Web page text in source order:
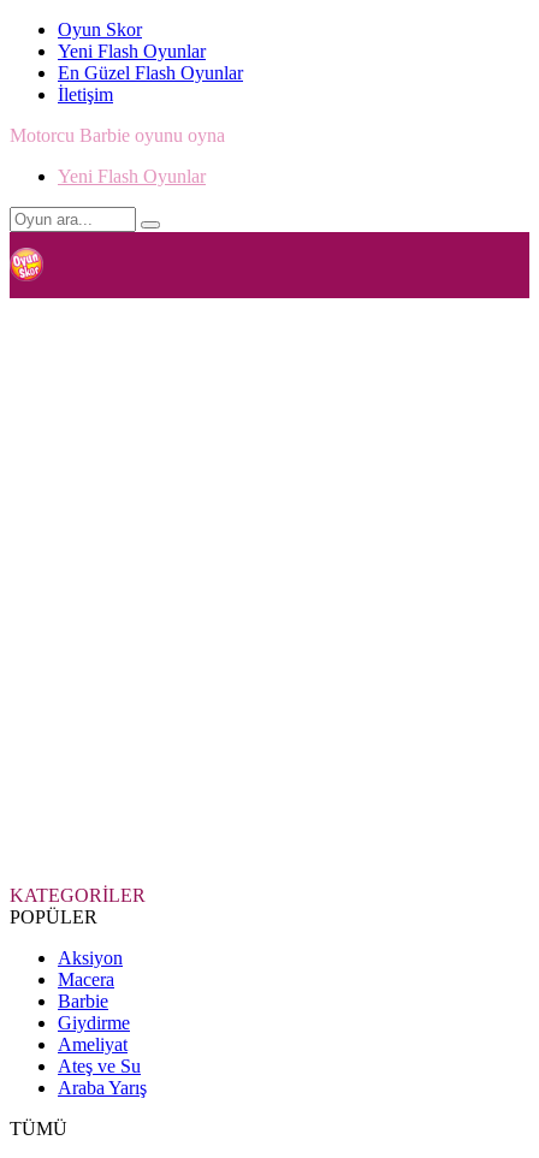
Oyun Skor
Yeni Flash Oyunlar
En Güzel Flash Oyunlar
İletişim
Motorcu Barbie oyunu oyna
Yeni Flash Oyunlar
KATEGORİLER
POPÜLER
Aksiyon
Macera
Barbie
Giydirme
Ameliyat
Ateş ve Su
Araba Yarış
TÜMÜ